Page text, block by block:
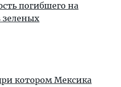
погибшего на
зеленых
котором Мексика